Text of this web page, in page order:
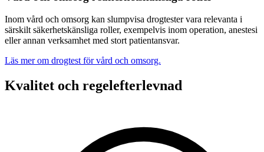
Inom vård och omsorg kan slumpvisa drogtester vara relevanta i
särskilt säkerhetskänsliga roller, exempelvis inom operation, anestesi
eller annan verksamhet med stort patientansvar.
Läs mer om drogtest för vård och omsorg.
Kvalitet och regelefterlevnad